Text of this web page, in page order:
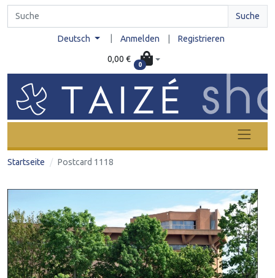
Suche
Deutsch Anmelden Registrieren
0,00 €
0
Startseite Postcard 1118